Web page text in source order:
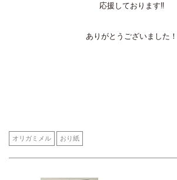
応援しております‼
ありがとうございました！
オリガミメル おり紙